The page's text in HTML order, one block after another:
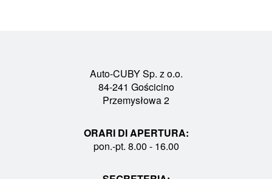
Auto-CUBY Sp. z o.o.
84-241 Gościcino
Przemysłowa 2
ORARI DI APERTURA:
pon.-pt. 8.00 - 16.00